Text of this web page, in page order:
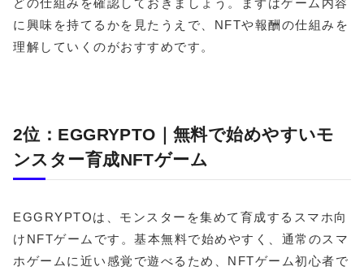
に興味を持てるかを見たうえで、NFTや報酬の仕組みを
理解していくのがおすすめです。
2位：EGGRYPTO｜無料で始めやすいモ
ンスター育成NFTゲーム
EGGRYPTOは、モンスターを集めて育成するスマホ向
けNFTゲームです。基本無料で始めやすく、通常のスマ
ホゲームに近い感覚で遊べるため、NFTゲーム初心者で